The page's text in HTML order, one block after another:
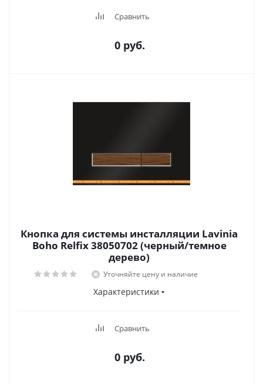
Сравнить
0 руб.
Кнопка для системы инсталляции Lavinia
Boho Relfix 38050702 (черный/темное
дерево)
Уточняйте цену и наличие
Характеристики
Сравнить
0 руб.